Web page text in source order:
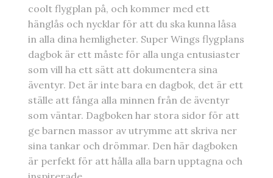
coolt flygplan på, och kommer med ett
hänglås och nycklar för att du ska kunna låsa
in alla dina hemligheter. Super Wings flygplans
dagbok är ett måste för alla unga entusiaster
som vill ha ett sätt att dokumentera sina
äventyr. Det är inte bara en dagbok, det är ett
ställe att fånga alla minnen från de äventyr
som väntar. Dagboken har stora sidor för att
ge barnen massor av utrymme att skriva ner
sina tankar och drömmar. Den här dagboken
är perfekt för att hålla alla barn upptagna och